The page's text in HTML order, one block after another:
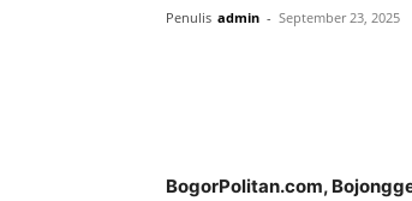
Penulis admin - September 23, 2025
BogorPolitan.com,